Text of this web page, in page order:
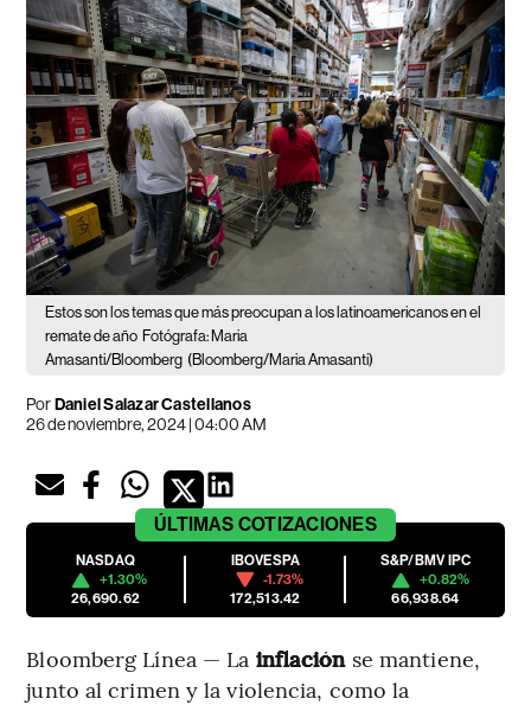
Estos son los temas que más preocupan a los latinoamericanos en el
remate de año Fotógrafa: Maria
Amasanti/Bloomberg (Bloomberg/Maria Amasanti)
PorDaniel Salazar Castellanos
26 de noviembre, 2024 | 04:00 AM
ÚLTIMAS COTIZACIONES
NASDAQ
+1.30%
26,690.62
IBOVESPA
-1.73%
172,513.42
S&P/BMV IPC
+0.82%
66,938.64
Bloomberg Línea — La inflaciónse mantiene,
junto al crimen y la violencia, como la